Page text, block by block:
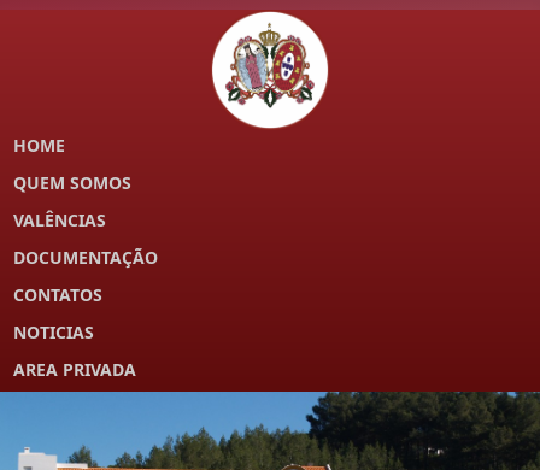
HOME
QUEM SOMOS
VALÊNCIAS
DOCUMENTAÇÃO
CONTATOS
NOTICIAS
AREA PRIVADA